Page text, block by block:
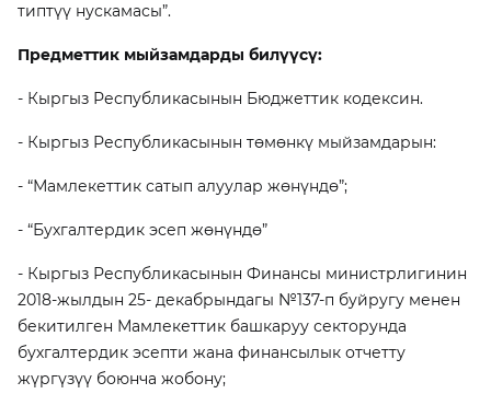
типтүү нускамасы”.
Предметтик мыйзамдарды билүүсү:
- Кыргыз Республикасынын Бюджеттик кодексин.
- Кыргыз Республикасынын төмөнкү мыйзамдарын:
- “Мамлекеттик сатып алуулар жөнүндө”;
- “Бухгалтердик эсеп жөнүндө”
- Кыргыз Республикасынын Финансы министрлигинин
2018-жылдын 25- декабрындагы №137-п буйругу менен
бекитилген Мамлекеттик башкаруу секторунда
бухгалтердик эсепти жана финансылык отчетту
жүргүзүү боюнча жобону;